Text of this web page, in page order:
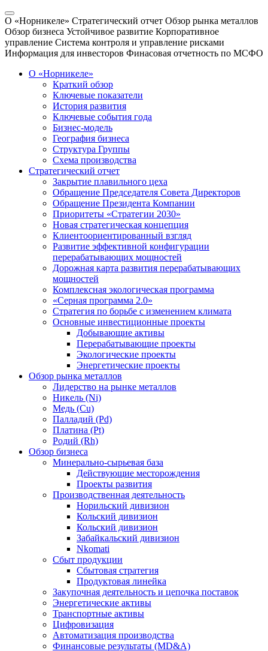
О «Норникеле» Стратегический отчет Обзор рынка металлов
Обзор бизнеса Устойчивое развитие Корпоративное
управление Система контроля и управление рисками
Информация для инвесторов Финасовая отчетность по МСФО
О «Норникеле»
Краткий обзор
Ключевые показатели
История развития
Ключевые события года
Бизнес-модель
География бизнеса
Структура Группы
Схема производства
Стратегический отчет
Закрытие плавильного цеха
Обращение Председателя Совета Директоров
Обращение Президента Компании
Приоритеты «Стратегии 2030»
Новая стратегическая концепция
Клиентоориентированный взгляд
Развитие эффективной конфигурации
перерабатывающих мощностей
Дорожная карта развития перерабатывающих
мощностей
Комплексная экологическая программа
«Серная программа 2.0»
Стратегия по борьбе с изменением климата
Основные инвестиционные проекты
Добывающие активы
Перерабатывающие проекты
Экологические проекты
Энергетические проекты
Обзор рынка металлов
Лидерство на рынке металлов
Никель (Ni)
Медь (Cu)
Палладий (Pd)
Платина (Pt)
Родий (Rh)
Обзор бизнеса
Минерально-сырьевая база
Действующие месторождения
Проекты развития
Производственная деятельность
Норильский дивизион
Кольский дивизион
Кольский дивизион
Забайкальский дивизион
Nkomati
Сбыт продукции
Сбытовая стратегия
Продуктовая линейка
Закупочная деятельность и цепочка поставок
Энергетические активы
Транспортные активы
Цифровизация
Автоматизация производства
Финансовые результаты (MD&A)